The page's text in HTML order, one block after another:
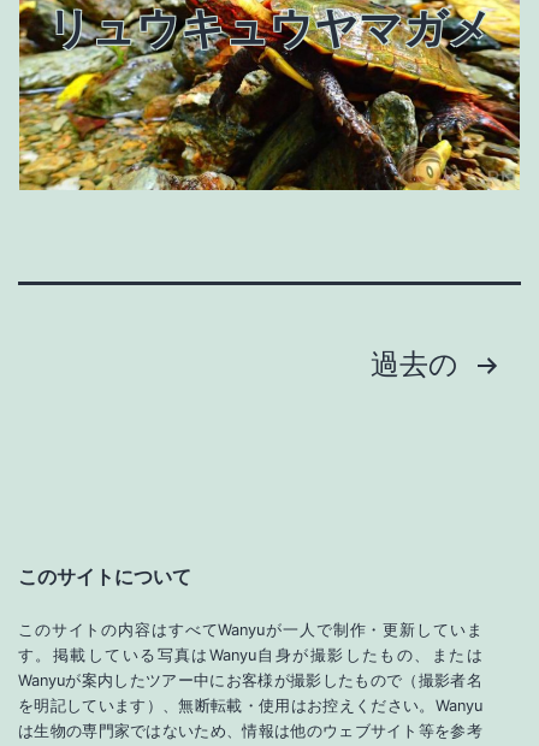
リュウキュウヤマガメ
投
り
過去の
このサイトについて
このサイトの内容はすべてWanyuが一人で制作・更新していま
す。掲載している写真はWanyu自身が撮影したもの、または
Wanyuが案内したツアー中にお客様が撮影したもので（撮影者名
を明記しています）、無断転載・使用はお控えください。Wanyu
は生物の専門家ではないため、情報は他のウェブサイト等を参考